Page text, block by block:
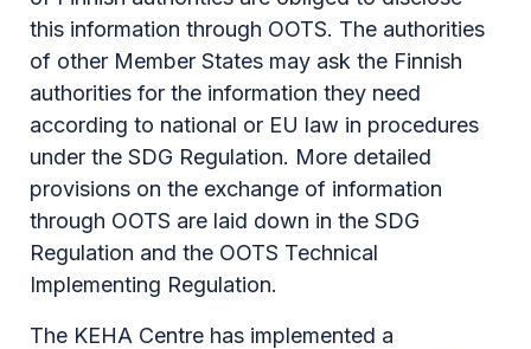
this information through OOTS. The authorities
of other Member States may ask the Finnish
authorities for the information they need
according to national or EU law in procedures
under the SDG Regulation. More detailed
provisions on the exchange of information
through OOTS are laid down in the SDG
Regulation and the OOTS Technical
Implementing Regulation.
The KEHA Centre has implemented a